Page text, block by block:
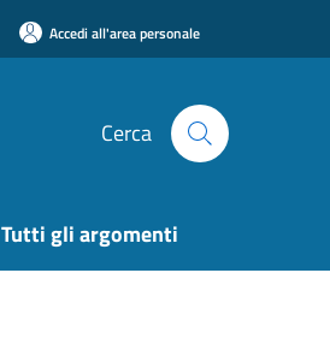
Accedi all'area personale
Cerca
Tutti gli argomenti